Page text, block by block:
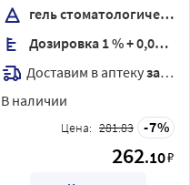
гель стоматологический
Дозировка 1 % + 0,05 %
Доставим в аптекузавтра
В наличии
Цена: 281.83 7
262.10₽